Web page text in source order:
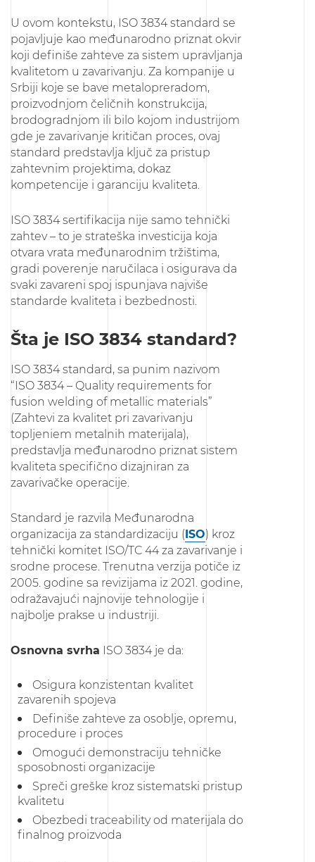
U ovom kontekstu, ISO 3834 standard se
pojavljuje kao međunarodno priznat okvir
koji definiše zahteve za sistem upravljanja
kvalitetom u zavarivanju. Za kompanije u
Srbiji koje se bave metalopreradom,
proizvodnjom čeličnih konstrukcija,
brodogradnjom ili bilo kojom industrijom
gde je zavarivanje kritičan proces, ovaj
standard predstavlja ključ za pristup
zahtevnim projektima, dokaz
kompetencije i garanciju kvaliteta.
ISO 3834 sertifikacija nije samo tehnički
zahtev – to je strateška investicija koja
otvara vrata međunarodnim tržištima,
gradi poverenje naručilaca i osigurava da
svaki zavareni spoj ispunjava najviše
standarde kvaliteta i bezbednosti.
Šta je ISO 3834 standard?
ISO 3834 standard, sa punim nazivom
“ISO 3834 – Quality requirements for
fusion welding of metallic materials”
(Zahtevi za kvalitet pri zavarivanju
topljeniem metalnih materijala),
predstavlja međunarodno priznat sistem
kvaliteta specifično dizajniran za
zavarivačke operacije.
Standard je razvila Međunarodna
organizacija za standardizaciju ( ISO) kroz
tehnički komitet ISO/TC 44 za zavarivanje i
srodne procese. Trenutna verzija potiče iz
2005. godine sa revizijama iz 2021. godine,
odražavajući najnovije tehnologije i
najbolje prakse u industriji.
Osnovna svrha ISO 3834 je da:
Osigura konzistentan kvalitet
zavarenih spojeva
Definiše zahteve za osoblje, opremu,
procedure i proces
Omogući demonstraciju tehničke
sposobnosti organizacije
Spreči greške kroz sistematski pristup
kvalitetu
Obezbedi traceability od materijala do
finalnog proizvoda